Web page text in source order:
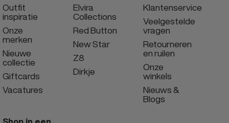
Outfit
inspiratie
Onze
merken
Nieuwe
collectie
Giftcards
Vacatures
Elvira
Collections
Red Button
New Star
Z8
Dirkje
Klantenservice
Veelgestelde
vragen
Retourneren
en ruilen
Onze
winkels
Nieuws &
Blogs